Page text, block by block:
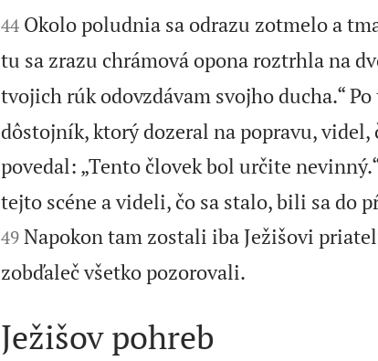


44 Okolo poludnia sa odrazu zotmelo a
tu sa zrazu chrámová opona roztrhla na
tvojich rúk odovzdávam svojho ducha.“
dôstojník, ktorý dozeral na popravu, videl,
povedal: „Tento človek bol určite
tejto scéne a videli, čo sa stalo, bili sa do
49 Napokon tam zostali iba Ježišovi
zobďaleč všetko pozorovali.
Ježišov pohreb